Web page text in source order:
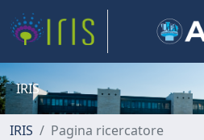
IRIS
IRIS Pagina ricercatore